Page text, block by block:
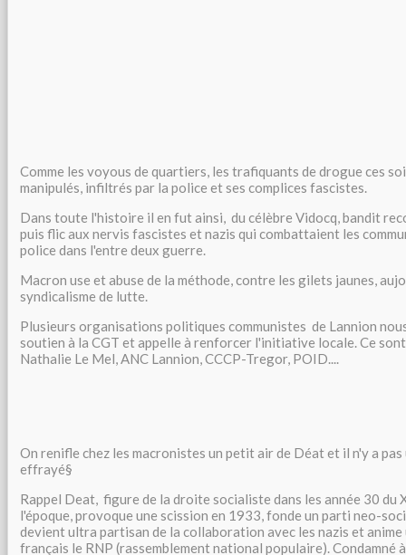
Comme les voyous de quartiers, les trafiquants de drogue ces
manipulés, infiltrés par la police et ses complices fascistes.
Dans toute l'histoire il en fut ainsi, du célèbre Vidocq, bandit
puis flic aux nervis fascistes et nazis qui combattaient les
police dans l'entre deux guerre.
Macron use et abuse de la méthode, contre les gilets jaunes,
syndicalisme de lutte.
Plusieurs organisations politiques communistes de Lannion
soutien à la CGT et appelle à renforcer l'initiative locale. Ce
Nathalie Le Mel, ANC Lannion, CCCP-Tregor, POID....
On renifle chez les macronistes un petit air de Déat et il n'y a
effrayé§
Rappel Deat, figure de la droite socialiste dans les année 30 du
l'époque, provoque une scission en 1933, fonde un parti neo-
devient ultra partisan de la collaboration avec les nazis et
français le RNP (rassemblement national populaire). Condamné